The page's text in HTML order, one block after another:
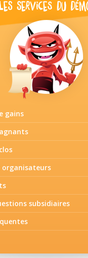
SERVICES DU
gains
organisateurs
subsidiaires